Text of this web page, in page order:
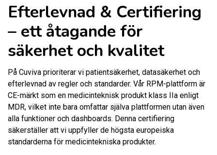
Efterlevnad & Certifiering
– ett åtagande för
säkerhet och kvalitet
På Cuviva prioriterar vi patientsäkerhet, datasäkerhet och
efterlevnad av regler och standarder. Vår RPM-plattform är
CE-märkt som en medicinteknisk produkt klass IIa enligt
MDR, vilket inte bara omfattar själva plattformen utan även
alla funktioner och dashboards. Denna certifiering
säkerställer att vi uppfyller de högsta europeiska
standarderna för medicintekniska produkter.